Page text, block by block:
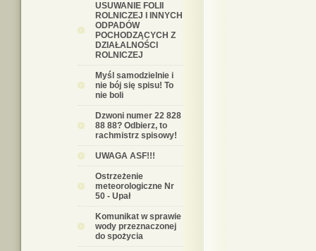
USUWANIE FOLII
ROLNICZEJ I INNYCH
ODPADÓW
POCHODZĄCYCH Z
DZIAŁALNOŚCI
ROLNICZEJ
Myśl samodzielnie i
nie bój się spisu! To
nie boli
Dzwoni numer 22 828
88 88? Odbierz, to
rachmistrz spisowy!
UWAGA ASF!!!
Ostrzeżenie
meteorologiczne Nr
50 - Upał
Komunikat w sprawie
wody przeznaczonej
do spożycia